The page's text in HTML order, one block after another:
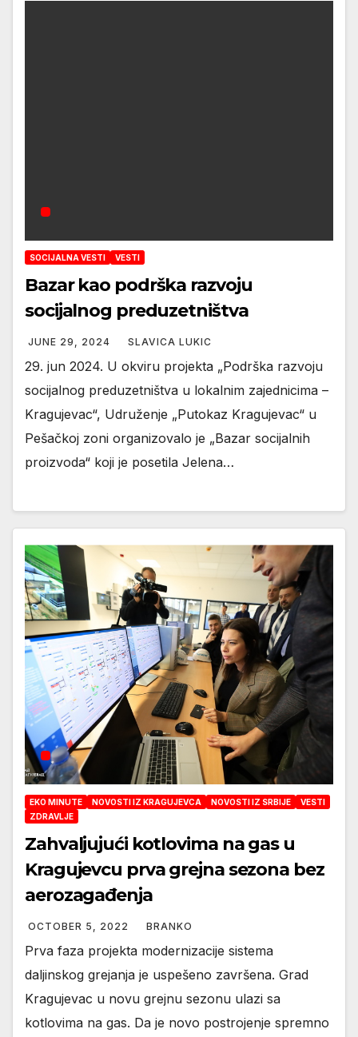
SOCIJALNA VESTI VESTI
Bazar kao podrška razvoju
socijalnog preduzetništva
JUNE 29, 2024 SLAVICA LUKIC
29. jun 2024. U okviru projekta „Podrška razvoju
socijalnog preduzetništva u lokalnim zajednicima –
Kragujevac“, Udruženje „Putokaz Kragujevac“ u
Pešačkoj zoni organizovalo je „Bazar socijalnih
proizvoda“ koji je posetila Jelena…
EKO MINUTE NOVOSTI IZ KRAGUJEVCA NOVOSTI IZ SRBIJE
VESTI
ZDRAVLJE
Zahvaljujući kotlovima na gas u
Kragujevcu prva grejna sezona bez
aerozagađenja
OCTOBER 5, 2022 BRANKO
Prva faza projekta modernizacije sistema
daljinskog grejanja je uspešeno završena. Grad
Kragujevac u novu grejnu sezonu ulazi sa
kotlovima na gas. Da je novo postrojenje spremno